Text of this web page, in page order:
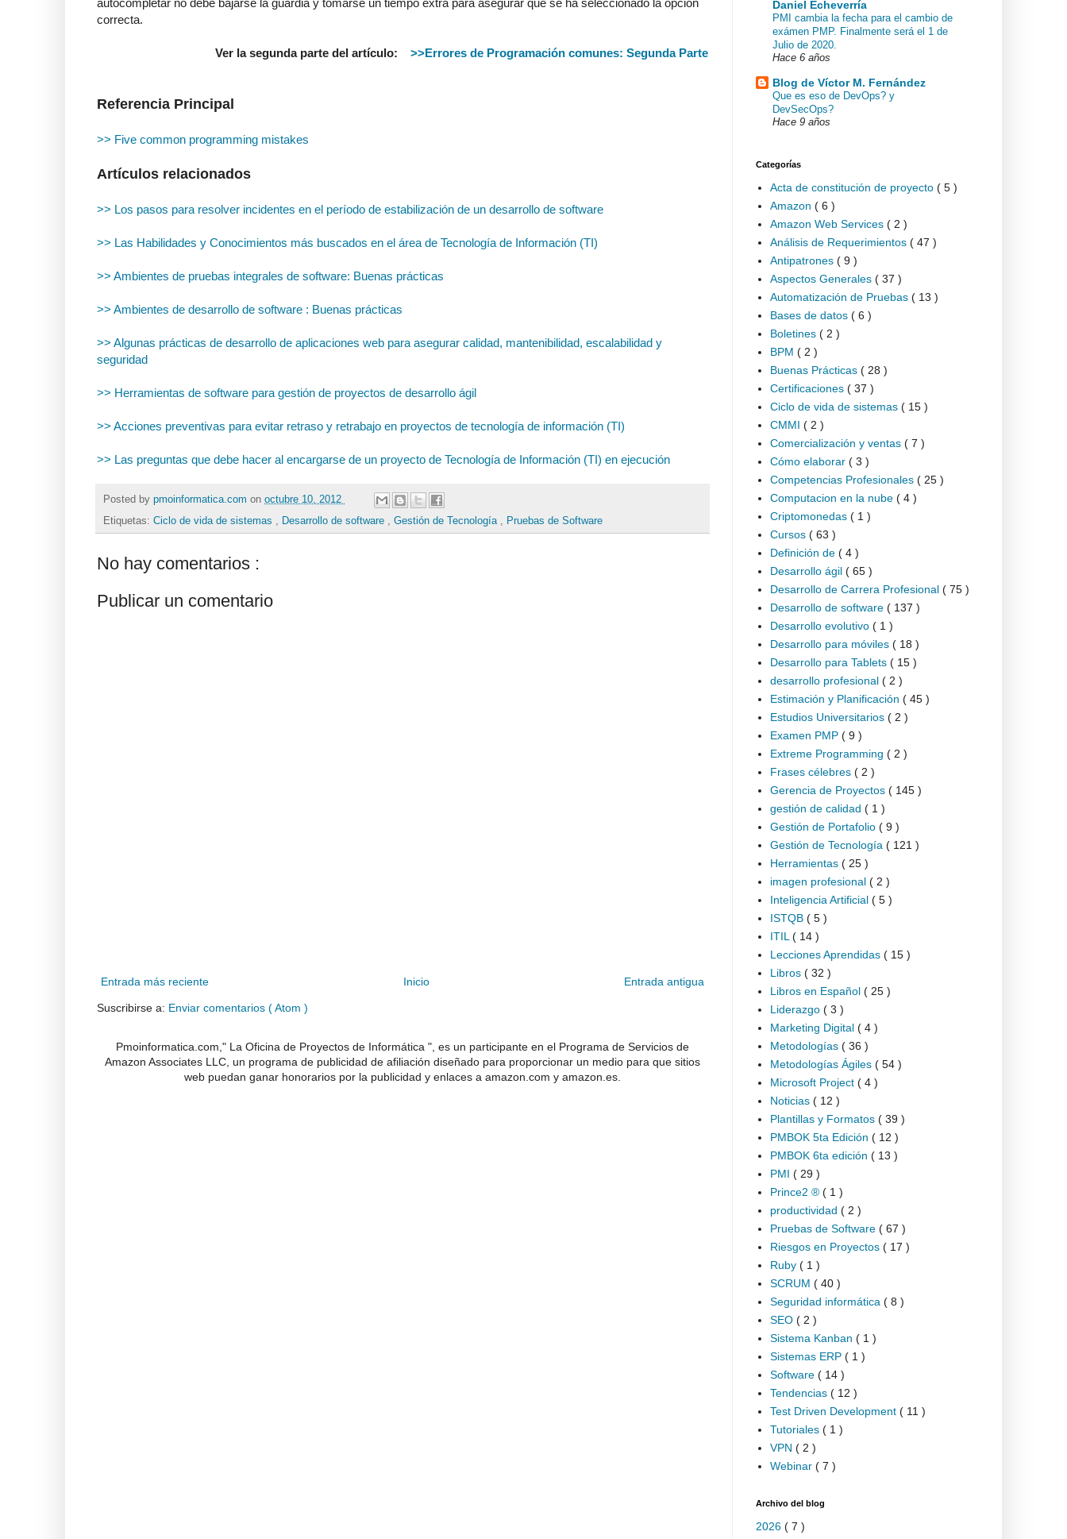
correcta.
Ver la segunda parte del artículo: >>Errores de Programación comunes: Segunda Parte
Referencia Principal
>> Five common programming mistakes
Artículos relacionados
>> Los pasos para resolver incidentes en el período de estabilización de un desarrollo de software
>> Las Habilidades y Conocimientos más buscados en el área de Tecnología de Información (TI)
>> Ambientes de pruebas integrales de software: Buenas prácticas
>> Ambientes de desarrollo de software : Buenas prácticas
>> Algunas prácticas de desarrollo de aplicaciones web para asegurar calidad, mantenibilidad, escalabilidad y
seguridad
>> Herramientas de software para gestión de proyectos de desarrollo ágil
>> Acciones preventivas para evitar retraso y retrabajo en proyectos de tecnología de información (TI)
>> Las preguntas que debe hacer al encargarse de un proyecto de Tecnología de Información (TI) en ejecución
Posted by pmoinformatica.com on octubre 10, 2012
Etiquetas: Ciclo de vida de sistemas , Desarrollo de software , Gestión de Tecnología , Pruebas de Software
No hay comentarios :
Publicar un comentario
Entrada más reciente Entrada antigua
Inicio
Suscribirse a: Enviar comentarios ( Atom )
Pmoinformatica.com," La Oficina de Proyectos de Informática ", es un participante en el Programa de Servicios de
Amazon Associates LLC, un programa de publicidad de afiliación diseñado para proporcionar un medio para que sitios
web puedan ganar honorarios por la publicidad y enlaces a amazon.com y amazon.es.
Daniel Echeverría
PMI cambia la fecha para el cambio de
exámen PMP. Finalmente será el 1 de
Julio de 2020.
Hace 6 años
Blog de Víctor M. Fernández
Que es eso de DevOps? y
DevSecOps?
Hace 9 años
Categorías
Acta de constitución de proyecto ( 5 )
Amazon ( 6 )
Amazon Web Services ( 2 )
Análisis de Requerimientos ( 47 )
Antipatrones ( 9 )
Aspectos Generales ( 37 )
Automatización de Pruebas ( 13 )
Bases de datos ( 6 )
Boletines ( 2 )
BPM ( 2 )
Buenas Prácticas ( 28 )
Certificaciones ( 37 )
Ciclo de vida de sistemas ( 15 )
CMMI ( 2 )
Comercialización y ventas ( 7 )
Cómo elaborar ( 3 )
Competencias Profesionales ( 25 )
Computacion en la nube ( 4 )
Criptomonedas ( 1 )
Cursos ( 63 )
Definición de ( 4 )
Desarrollo ágil ( 65 )
Desarrollo de Carrera Profesional ( 75 )
Desarrollo de software ( 137 )
Desarrollo evolutivo ( 1 )
Desarrollo para móviles ( 18 )
Desarrollo para Tablets ( 15 )
desarrollo profesional ( 2 )
Estimación y Planificación ( 45 )
Estudios Universitarios ( 2 )
Examen PMP ( 9 )
Extreme Programming ( 2 )
Frases célebres ( 2 )
Gerencia de Proyectos ( 145 )
gestión de calidad ( 1 )
Gestión de Portafolio ( 9 )
Gestión de Tecnología ( 121 )
Herramientas ( 25 )
imagen profesional ( 2 )
Inteligencia Artificial ( 5 )
ISTQB ( 5 )
ITIL ( 14 )
Lecciones Aprendidas ( 15 )
Libros ( 32 )
Libros en Español ( 25 )
Liderazgo ( 3 )
Marketing Digital ( 4 )
Metodologías ( 36 )
Metodologías Ágiles ( 54 )
Microsoft Project ( 4 )
Noticias ( 12 )
Plantillas y Formatos ( 39 )
PMBOK 5ta Edición ( 12 )
PMBOK 6ta edición ( 13 )
PMI ( 29 )
Prince2 ® ( 1 )
productividad ( 2 )
Pruebas de Software ( 67 )
Riesgos en Proyectos ( 17 )
Ruby ( 1 )
SCRUM ( 40 )
Seguridad informática ( 8 )
SEO ( 2 )
Sistema Kanban ( 1 )
Sistemas ERP ( 1 )
Software ( 14 )
Tendencias ( 12 )
Test Driven Development ( 11 )
Tutoriales ( 1 )
VPN ( 2 )
Webinar ( 7 )
Archivo del blog
2026 ( 7 )